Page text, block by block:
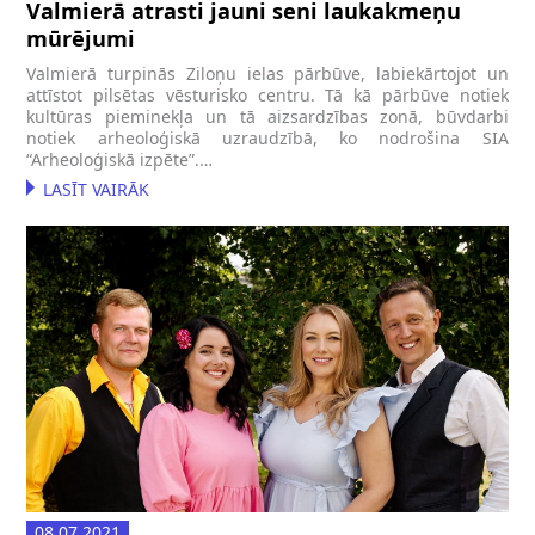
Valmierā atrasti jauni seni laukakmeņu
mūrējumi
Valmierā turpinās Ziloņu ielas pārbūve, labiekārtojot un
attīstot pilsētas vēsturisko centru. Tā kā pārbūve notiek
kultūras pieminekļa un tā aizsardzības zonā, būvdarbi
notiek arheoloģiskā uzraudzībā, ko nodrošina SIA
“Arheoloģiskā izpēte”.…
LASĪT VAIRĀK